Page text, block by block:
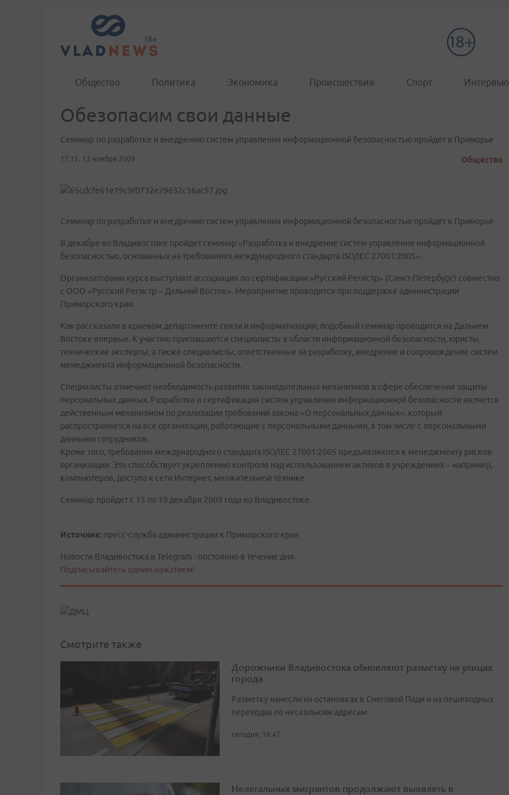
Общество Политика Экономика Происшествия Спорт Интервью
Обезопасим свои данные
Семинар по разработке и внедрению систем управления информационной безопасностью пройдет в Приморье
17:15, 13 ноября 2009 Общество
Семинар по разработке и внедрению систем управления информационной безопасностью пройдет в Приморье
В декабре во Владивостоке пройдет семинар «Разработка и внедрение систем управления информационной
безопасностью, основанных на требованиях международного стандарта ISO/IEC 27001:2005».
Организаторами курса выступают ассоциация по сертификации «Русский Регистр» (Санкт-Петербург) совместно
с ООО «Русский Регистр – Дальний Восток». Мероприятие проводится при поддержке администрации
Приморского края.
Как рассказали в краевом департаменте связи и информатизации, подобный семинар проводится на Дальнем
Востоке впервые. К участию приглашаются специалисты в области информационной безопасности, юристы,
технические эксперты, а также специалисты, ответственные за разработку, внедрение и сопровождение систем
менеджмента информационной безопасности.
Специалисты отмечают необходимость развития законодательных механизмов в сфере обеспечения защиты
персональных данных. Разработка и сертификация систем управления информационной безопасности является
действенным механизмом по реализации требований закона «О персональных данных», который
распространяется на все организации, работающие с персональными данными, в том числе с персональными
данными сотрудников.
Кроме того, требования международного стандарта ISO/IEC 27001:2005 предъявляются к менеджменту рисков
организации. Это способствует укреплению контроля над использованием активов в учреждениях – например,
компьютеров, доступа к сети Интернет, множительной технике.
Семинар пройдет с 15 по 19 декабря 2009 года во Владивостоке.
Источник: пресс-служба администрации к Приморского края
Новости Владивостока в Telegram - постоянно в течение дня.
Подписывайтесь одним нажатием!
Смотрите также
Дорожники Владивостока обновляют разметку на улицах
города
Разметку нанесли на остановках в Снеговой Пади и на пешеходных
переходах по нескольким адресам
сегодня, 16:47
Нелегальных мигрантов продолжают выявлять в